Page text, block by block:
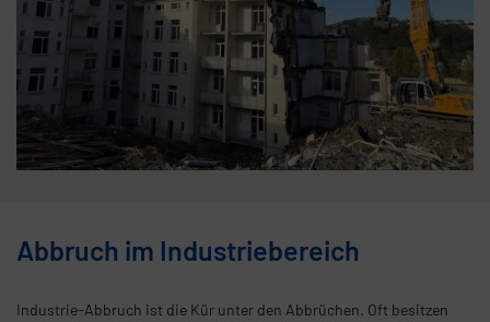
Abbruch im Industriebereich
Industrie-Abbruch ist die Kür unter den Abbrüchen. Oft besitzen